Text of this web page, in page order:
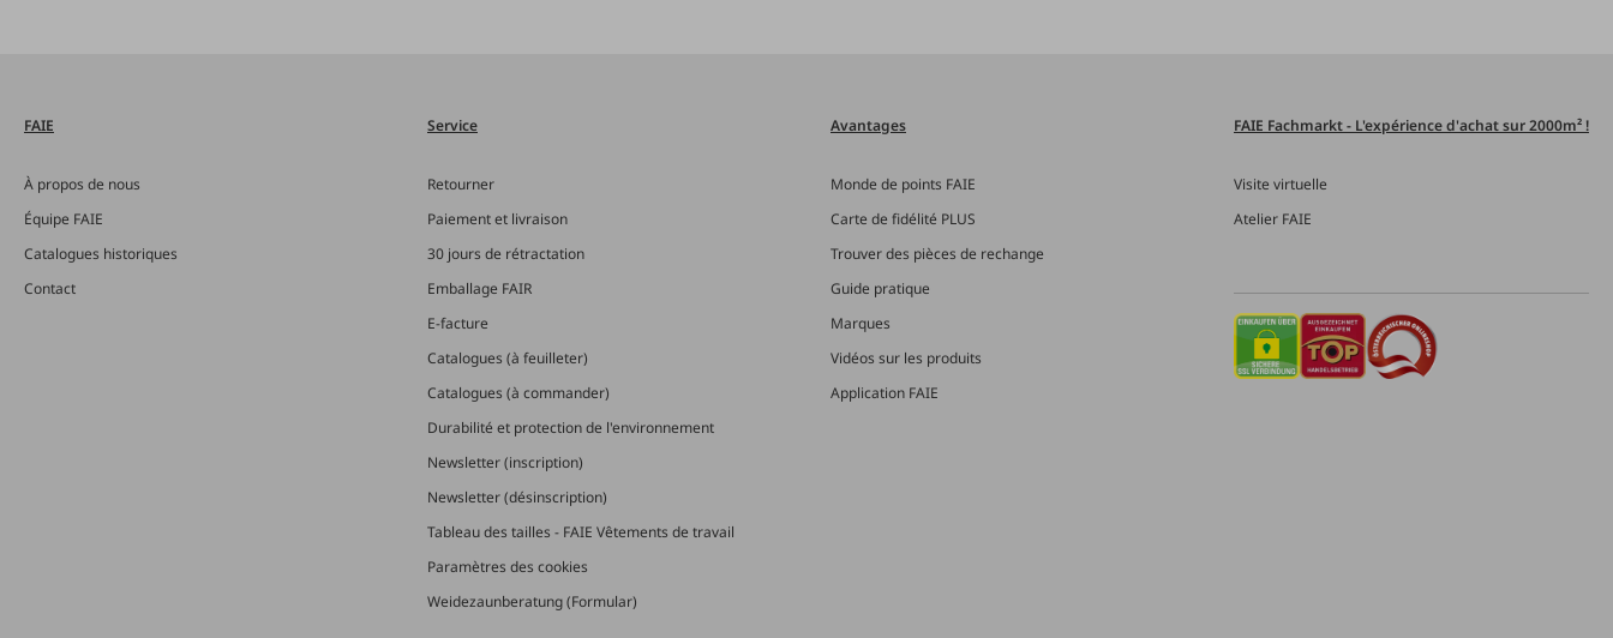
FAIE
À propos de nous
Équipe FAIE
Catalogues historiques
Contact
Service
Retourner
Paiement et livraison
30 jours de rétractation
Emballage FAIR
E-facture
Catalogues (à feuilleter)
Catalogues (à commander)
Durabilité et protection de l'environnement
Newsletter (inscription)
Newsletter (désinscription)
Tableau des tailles - FAIE Vêtements de travail
Paramètres des cookies
Weidezaunberatung (Formular)
Avantages
Monde de points FAIE
Carte de fidélité PLUS
Trouver des pièces de rechange
Guide pratique
Marques
Vidéos sur les produits
Application FAIE
FAIE Fachmarkt - L'expérience d'achat sur 2000m² !
Visite virtuelle
Atelier FAIE